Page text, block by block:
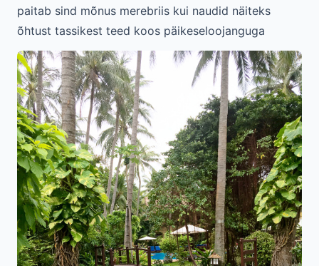
paitab sind mõnus merebriis kui naudid näiteks
õhtust tassikest teed koos päikeseloojanguga